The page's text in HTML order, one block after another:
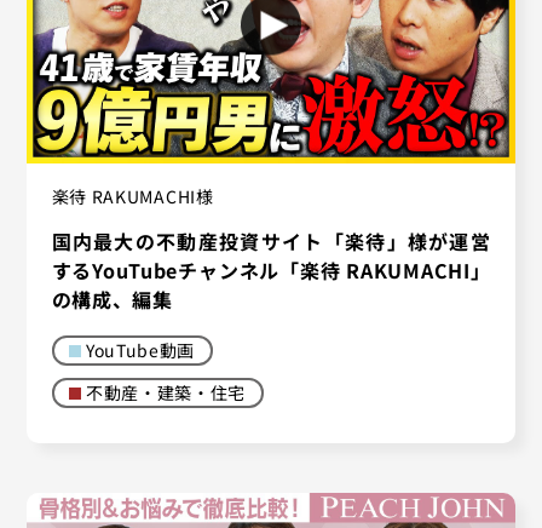
楽待 RAKUMACHI様
国内最大の不動産投資サイト「楽待」様が運営
するYouTubeチャンネル「楽待 RAKUMACHI」
の構成、編集
YouTube動画
不動産・建築・住宅